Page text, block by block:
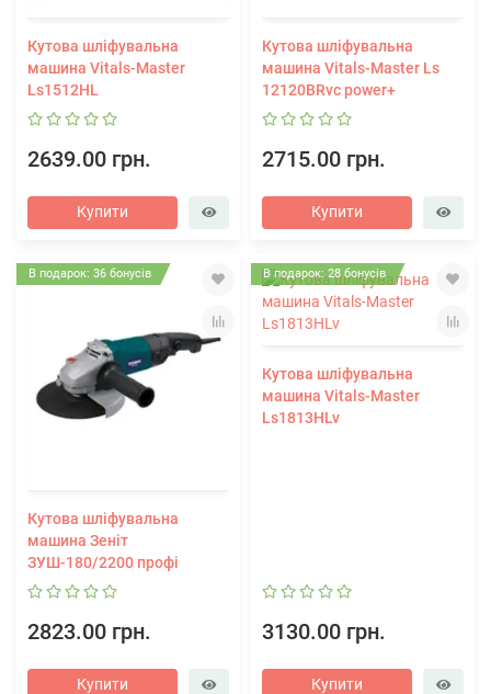
Кутова шліфувальна
машина Vitals-Master
Ls1512HL
2639.00 грн.
Купити
Кутова шліфувальна
машина Vitals-Master Ls
12120BRvc power+
2715.00 грн.
Купити
В подарок: 36 бонусів
Кутова шліфувальна
машина Зеніт
ЗУШ-180/2200 профі
2823.00 грн.
Купити
В подарок: 28 бонусів
Кутова шліфувальна
машина Vitals-Master
Ls1813HLv
3130.00 грн.
Купити